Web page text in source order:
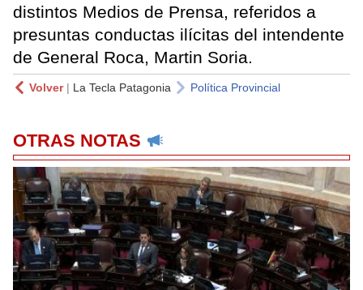
distintos Medios de Prensa, referidos a
presuntas conductas ilícitas del intendente
de General Roca, Martin Soria.
Volver| La Tecla Patagonia Política Provincial
OTRAS NOTAS